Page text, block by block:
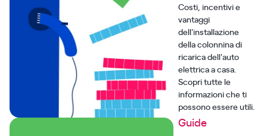
Costi, incentivi e
vantaggi
dell'installazione
della colonnina di
ricarica dell'auto
elettrica a casa.
Scopri tutte le
informazioni che ti
possono essere utili.
Guide